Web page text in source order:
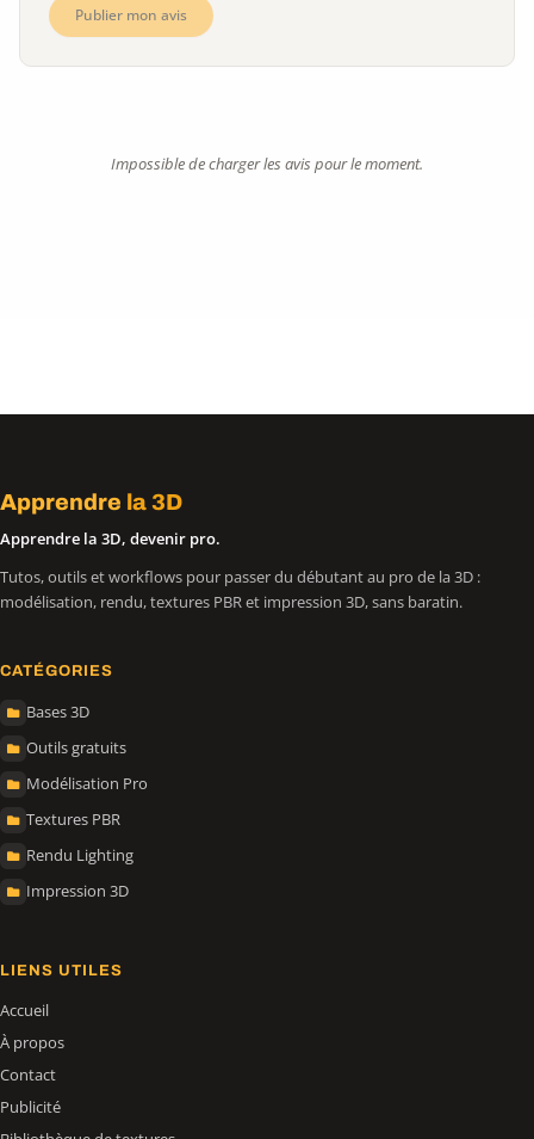
Publier mon avis
Impossible de charger les avis pour le moment.
Apprendre la 3D
Apprendre la 3D, devenir pro.
Tutos, outils et workflows pour passer du débutant au pro de la 3D :
modélisation, rendu, textures PBR et impression 3D, sans baratin.
CATÉGORIES
Bases 3D
Outils gratuits
Modélisation Pro
Textures PBR
Rendu Lighting
Impression 3D
LIENS UTILES
Accueil
À propos
Contact
Publicité